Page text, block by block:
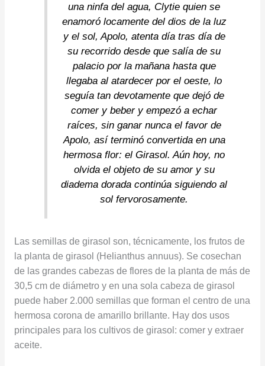
una ninfa del agua, Clytie quien se
enamoró locamente del dios de la luz
y el sol, Apolo, atenta día tras día de
su recorrido desde que salía de su
palacio por la mañana hasta que
llegaba al atardecer por el oeste, lo
seguía tan devotamente que dejó de
comer y beber y empezó a echar
raíces, sin ganar nunca el favor de
Apolo, así terminó convertida en una
hermosa flor: el Girasol. Aún hoy, no
olvida el objeto de su amor y su
diadema dorada continúa siguiendo al
sol fervorosamente.
Las semillas de girasol son, técnicamente, los frutos de
la planta de girasol (Helianthus annuus). Se cosechan
de las grandes cabezas de flores de la planta de más de
30,5 cm de diámetro y en una sola cabeza de girasol
puede haber 2.000 semillas que forman el centro de una
hermosa corona de amarillo brillante. Hay dos usos
principales para los cultivos de girasol: comer y extraer
aceite.